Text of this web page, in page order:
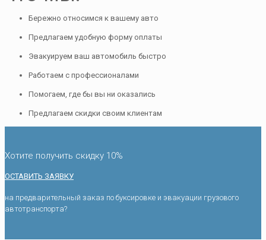
Бережно относимся к вашему авто
Предлагаем удобную форму оплаты
Эвакуируем ваш автомобиль быстро
Работаем с профессионалами
Помогаем, где бы вы ни оказались
Предлагаем скидки своим клиентам
Хотите получить скидку 10%
ОСТАВИТЬ ЗАЯВКУ
на предварительный заказ по буксировке и эвакуации грузового
автотранспорта?